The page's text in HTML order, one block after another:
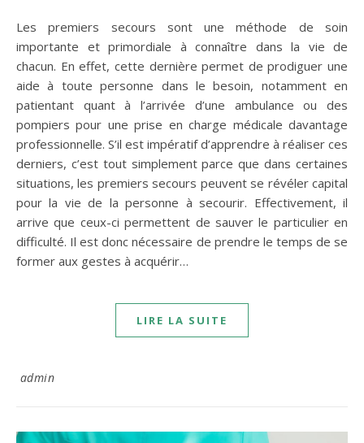
Les premiers secours sont une méthode de soin
importante et primordiale à connaître dans la vie de
chacun. En effet, cette dernière permet de prodiguer une
aide à toute personne dans le besoin, notamment en
patientant quant à l’arrivée d’une ambulance ou des
pompiers pour une prise en charge médicale davantage
professionnelle. S’il est impératif d’apprendre à réaliser ces
derniers, c’est tout simplement parce que dans certaines
situations, les premiers secours peuvent se révéler capital
pour la vie de la personne à secourir. Effectivement, il
arrive que ceux-ci permettent de sauver le particulier en
difficulté. Il est donc nécessaire de prendre le temps de se
former aux gestes à acquérir…
LIRE LA SUITE
admin